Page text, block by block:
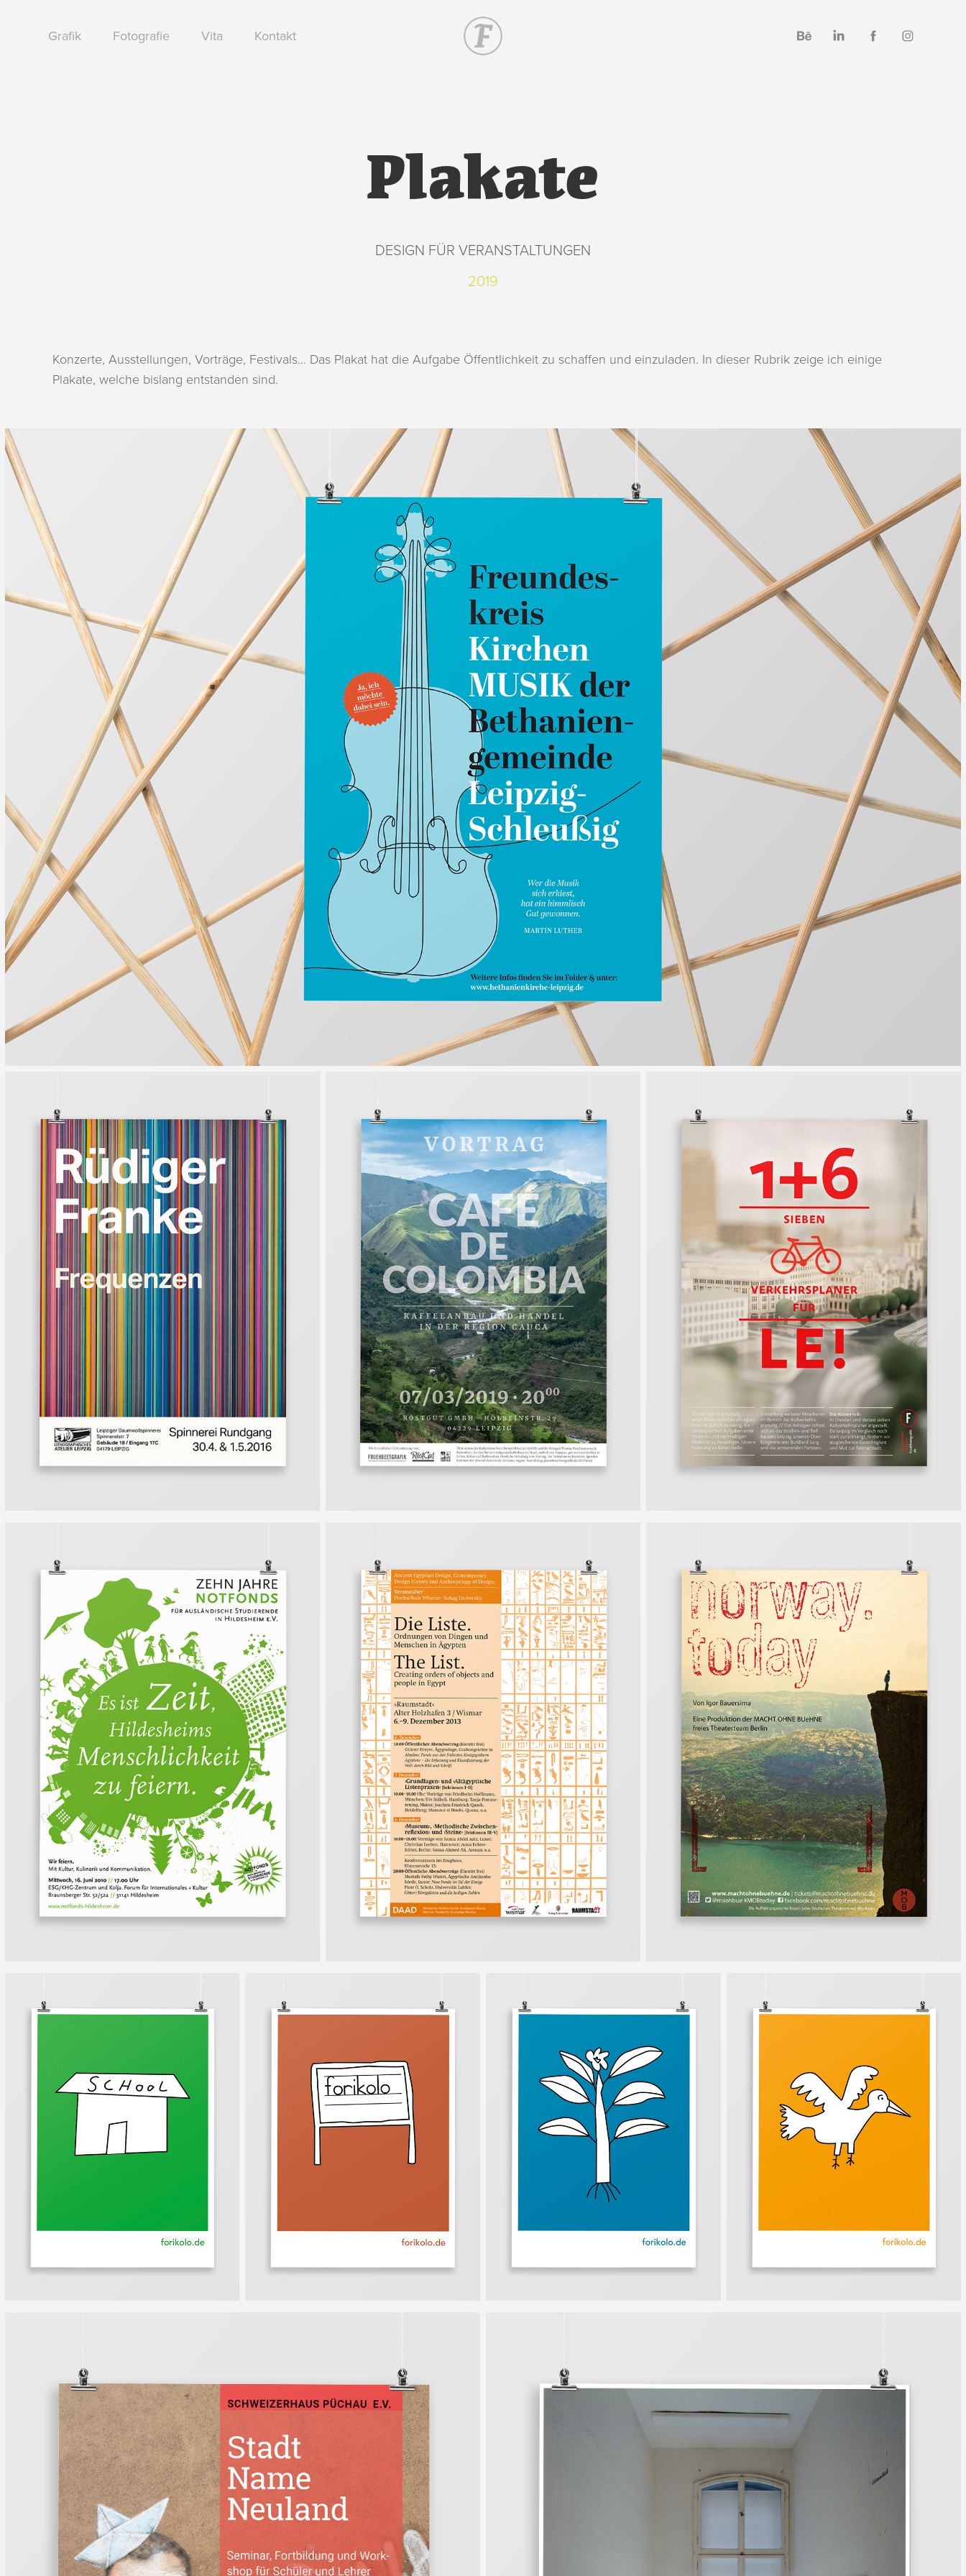
Grafik Fotografie Vita Kontakt
Plakate
DESIGN FÜR VERANSTALTUNGEN
2019
Konzerte, Ausstellungen, Vorträge, Festivals… Das Plakat hat die Aufgabe Öffentlichkeit zu schaffen und einzuladen. In dieser Rubrik zeige ich einige
Plakate, welche bislang entstanden sind.